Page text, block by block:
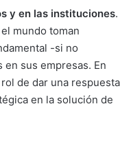
y en las instituciones.
mundo toman
-si no
sus empresas. En
de dar una respuesta
en la solución de